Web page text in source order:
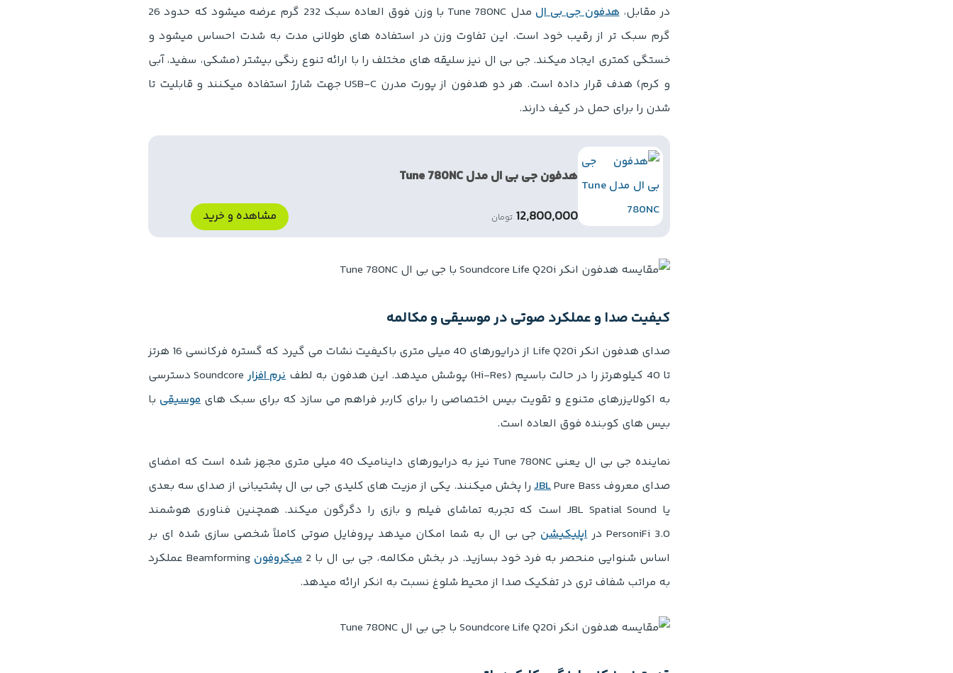
در مقابل،هدفون جی بی ال
مدل Tune 780NC با وزن فوق العاده سبک 232 گرم عرضه میشود که حدود 26
گرم سبک تر از رقیب خود است. این تفاوت وزن در استفاده های طولانی مدت به شدت احساس میشود و
خستگی کمتری ایجاد میکند. جی بی ال نیز سلیقه های مختلف را با ارائه تنوع رنگی بیشتر (مشکی، سفید، آبی
و کرم) هدف قرار داده است. هر دو هدفون از پورت مدرن USB-C جهت شارژ استفاده میکنند و قابلیت تا
شدن را برای حمل در کیف دارند.
هدفون جی بی ال مدل Tune 780NC
12,800,000 تومان مشاهده و خرید
کیفیت صدا و عملکرد صوتی در موسیقی و مکالمه
صدای هدفون انکر Life Q20i از درایورهای 40 میلی متری باکیفیت نشات می گیرد که گستره فرکانسی 16 هرتز
تا 40 کیلوهرتز را در حالت باسیم (Hi-Res) پوشش میدهد. این هدفون به لطف
نرم افزار
Soundcore دسترسی
به اکولایزرهای متنوع و تقویت بیس اختصاصی را برای کاربر فراهم می سازد که برای سبک های موسیقی با
بیس های کوبنده فوق العاده است.
نماینده جی بی ال یعنی Tune 780NC نیز به درایورهای داینامیک 40 میلی متری مجهز شده است که امضای
صدای معروف
JBLPure Bass را پخش میکنند. یکی از مزیت های کلیدی جی بی ال پشتیبانی از صدای سه بعدی
یا JBL Spatial Sound است که تجربه تماشای فیلم و بازی را دگرگون میکند. همچنین فناوری هوشمند
PersoniFi 3.0 در
اپلیکیشن جی بی ال به شما امکان میدهد پروفایل صوتی کاملاً شخصی سازی شده ای بر
اساس شنوایی منحصر به فرد خود بسازید. در بخش مکالمه، جی بی ال با 2
میکروفون
Beamforming عملکرد
به مراتب شفاف تری در تفکیک صدا از محیط شلوغ نسبت به انکر ارائه میدهد.